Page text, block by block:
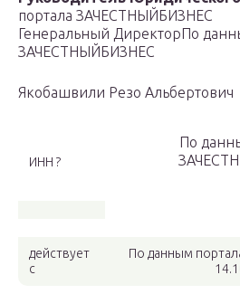
портала ЗАЧЕСТНЫЙБИЗНЕС
Генеральный ДиректорПо
ЗАЧЕСТНЫЙБИЗНЕС
Якобашвили Резо Альбертович
ИНН ?
По
действует
с
По данным